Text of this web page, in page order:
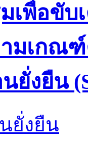
เพื่อขับ
มเกณ
ยั่งยืน
ยั่งยืน